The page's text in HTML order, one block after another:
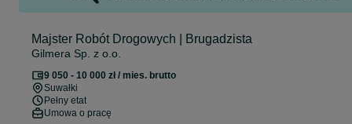
Majster Robót Drogowych | Brugadzista
Gilmera Sp. z o.o.
9 050 - 10 000 zł / mies. brutto
Suwałki
Pełny etat
Umowa o pracę